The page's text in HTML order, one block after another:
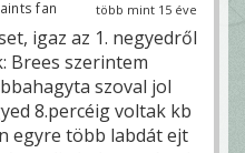
több mint 15 éve
fan
igaz az 1. negyedről
Brees szerintem
szoval jol
8.percéig voltak kb
egyre több labdát ejt